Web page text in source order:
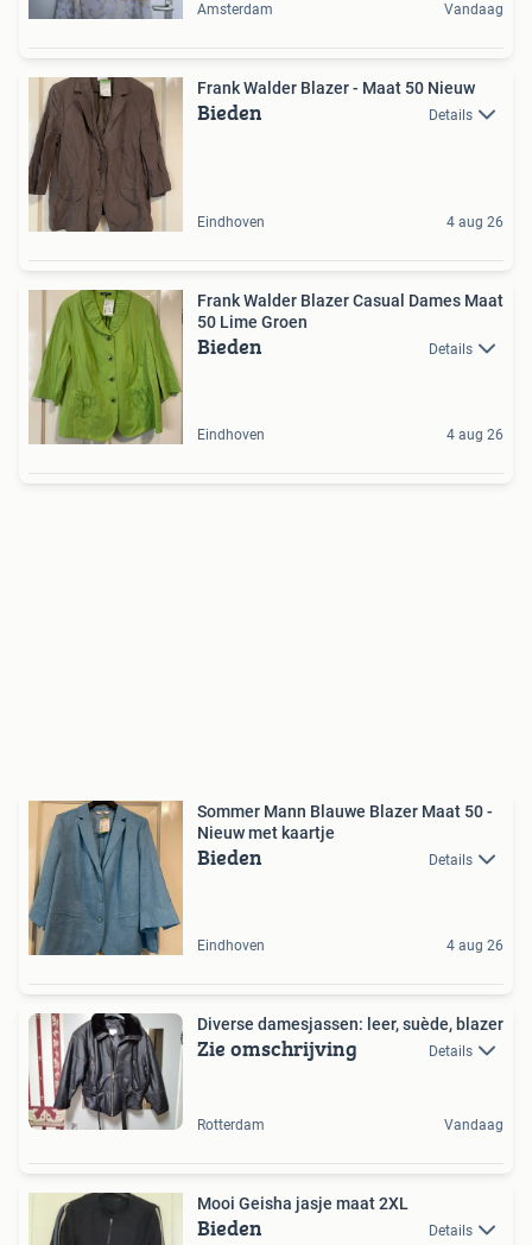
Amsterdam Vandaag
Frank Walder Blazer - Maat 50 Nieuw
Bieden Details
Eindhoven 4 aug 26
Frank Walder Blazer Casual Dames Maat
50 Lime Groen
Bieden Details
Eindhoven 4 aug 26
Sommer Mann Blauwe Blazer Maat 50 -
Nieuw met kaartje
Bieden Details
Eindhoven 4 aug 26
Diverse damesjassen: leer, suède, blazer
Zie omschrijving Details
Rotterdam Vandaag
Mooi Geisha jasje maat 2XL
Bieden Details